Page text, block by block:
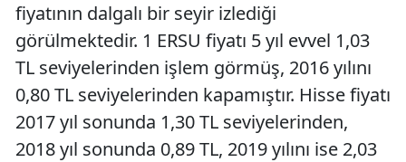
fiyatının dalgalı bir seyir izlediği
görülmektedir. 1 ERSU fiyatı 5 yıl evvel 1,03
TL seviyelerinden işlem görmüş, 2016 yılını
0,80 TL seviyelerinden kapamıştır. Hisse fiyatı
2017 yıl sonunda 1,30 TL seviyelerinden,
2018 yıl sonunda 0,89 TL, 2019 yılını ise 2,03